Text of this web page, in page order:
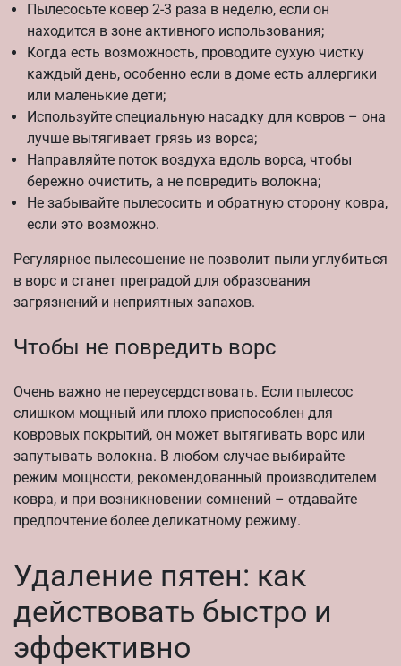
Пылесосьте ковер 2-3 раза в неделю, если он
находится в зоне активного использования;
Когда есть возможность, проводите сухую чистку
каждый день, особенно если в доме есть аллергики
или маленькие дети;
Используйте специальную насадку для ковров – она
лучше вытягивает грязь из ворса;
Направляйте поток воздуха вдоль ворса, чтобы
бережно очистить, а не повредить волокна;
Не забывайте пылесосить и обратную сторону ковра,
если это возможно.
Регулярное пылесошение не позволит пыли углубиться
в ворс и станет преградой для образования
загрязнений и неприятных запахов.
Чтобы не повредить ворс
Очень важно не переусердствовать. Если пылесос
слишком мощный или плохо приспособлен для
ковровых покрытий, он может вытягивать ворс или
запутывать волокна. В любом случае выбирайте
режим мощности, рекомендованный производителем
ковра, и при возникновении сомнений – отдавайте
предпочтение более деликатному режиму.
Удаление пятен: как
действовать быстро и
эффективно